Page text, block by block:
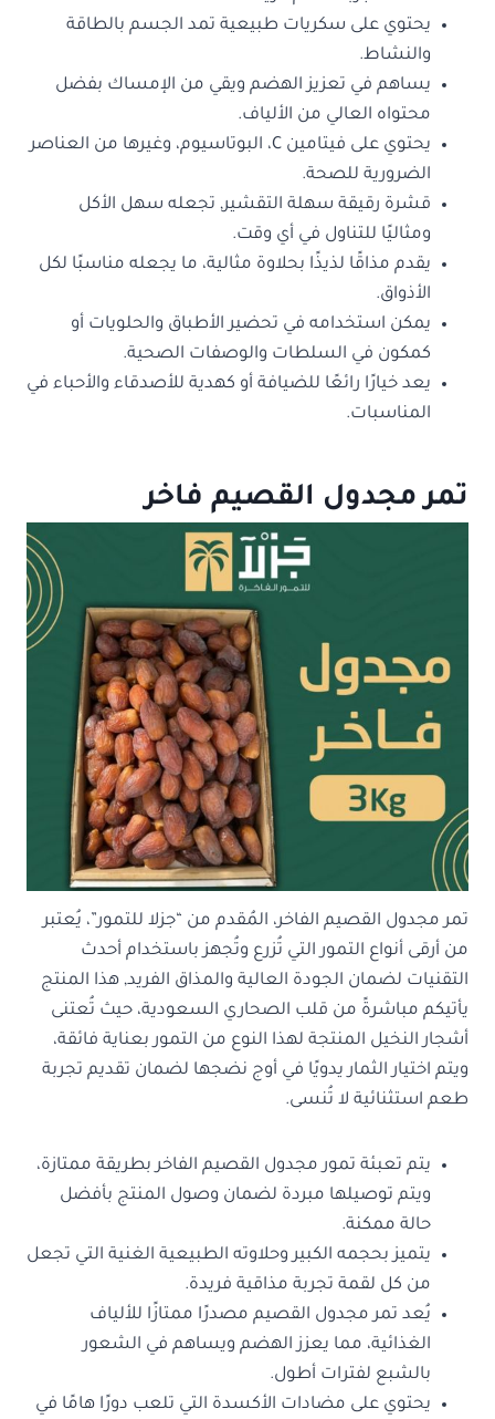
يحتوي على سكريات طبيعية تمد الجسم بالطاقة
والنشاط.
يساهم في تعزيز الهضم ويقي من الإمساك بفضل
محتواه العالي من الألياف.
يحتوي على فيتامين C، البوتاسيوم، وغيرها من العناصر
الضرورية للصحة.
قشرة رقيقة سهلة التقشير, تجعله سهل الأكل
ومثاليًا للتناول في أي وقت.
يقدم مذاقًا لذيذًا بحلاوة مثالية، ما يجعله مناسبًا لكل
الأذواق.
يمكن استخدامه في تحضير الأطباق والحلويات أو
كمكون في السلطات والوصفات الصحية.
يعد خيارًا رائعًا للضيافة أو كهدية للأصدقاء والأحباء في
المناسبات.
تمر مجدول القصيم فاخر
تمر مجدول القصيم الفاخر، المُقدم من “جزلا للتمور”، يُعتبر
من أرقى أنواع التمور التي تُزرع وتُجهز باستخدام أحدث
التقنيات لضمان الجودة العالية والمذاق الفريد, هذا المنتج
يأتيكم مباشرةً من قلب الصحاري السعودية، حيث تُعتنى
أشجار النخيل المنتجة لهذا النوع من التمور بعناية فائقة،
ويتم اختيار الثمار يدويًا في أوج نضجها لضمان تقديم تجربة
طعم استثنائية لا تُنسى.
يتم تعبئة تمور مجدول القصيم الفاخر بطريقة ممتازة،
ويتم توصيلها مبردة لضمان وصول المنتج بأفضل
حالة ممكنة.
يتميز بحجمه الكبير وحلاوته الطبيعية الغنية التي تجعل
من كل لقمة تجربة مذاقية فريدة.
يُعد تمر مجدول القصيم مصدرًا ممتازًا للألياف
الغذائية، مما يعزز الهضم ويساهم في الشعور
بالشبع لفترات أطول.
يحتوي على مضادات الأكسدة التي تلعب دورًا هامًا في